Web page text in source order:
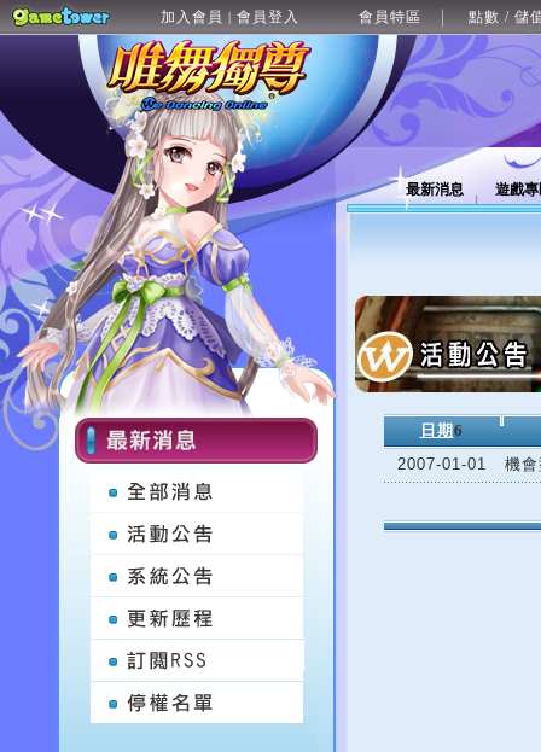
加入會員 | 會員登入 會員特區 點數 / 儲
最新消息 遊戲
日期 6
2007-01-01
機